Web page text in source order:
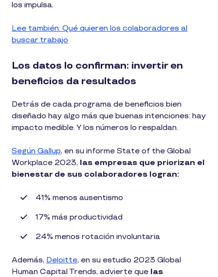
los impulsa.
Lee también: Qué quieren los colaboradores al
buscar trabajo
Los datos lo confirman: invertir en
beneficios da resultados
Detrás de cada programa de beneficios bien
diseñado hay algo más que buenas intenciones: hay
impacto medible. Y los números lo respaldan.
Según Gallup, en su informe State of the Global
Workplace 2023, las empresas que priorizan el
bienestar de sus colaboradores logran:
41% menos ausentismo
17% más productividad
24% menos rotación involuntaria
Además, Deloitte, en su estudio 2023 Global
Human Capital Trends, advierte que las